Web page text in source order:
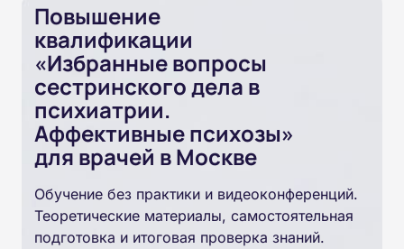
Повышение
квалификации
«Избранные вопросы
сестринского дела в
психиатрии.
Аффективные психозы»
для врачей в Москве
Обучение без практики и видеоконференций.
Теоретические материалы, самостоятельная
подготовка и итоговая проверка знаний.